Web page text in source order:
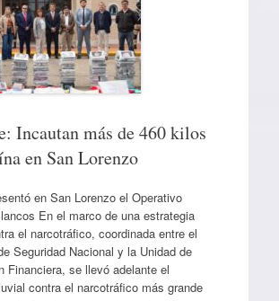
Incautan más de 460 kilos
en San Lorenzo
en San Lorenzo el Operativo
En el marco de una estrategia
el narcotráfico, coordinada entre el
Seguridad Nacional y la Unidad de
Financiera, se llevó adelante el
contra el narcotráfico más grande